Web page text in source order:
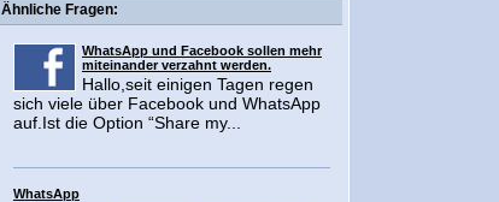
Ähnliche Fragen:
WhatsApp und Facebook sollen mehr
miteinander verzahnt werden.
Hallo,seit einigen Tagen regen
sich viele über Facebook und WhatsApp
auf.Ist die Option “Share my...
WhatsApp